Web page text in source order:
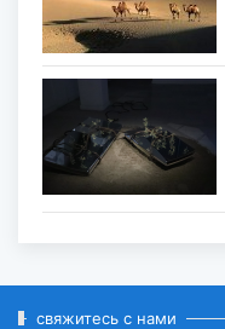
свяжитесь с нами